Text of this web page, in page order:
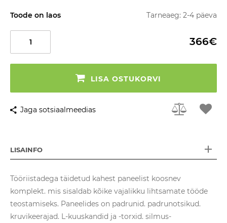
Toode on laos Tarneaeg: 2-4 päeva
366€
LISA OSTUKORVI
Jaga sotsiaalmeedias
LISAINFO
Tööriistadega täidetud kahest paneelist koosnev
komplekt. mis sisaldab kõike vajalikku lihtsamate tööde
teostamiseks. Paneelides on padrunid. padrunotsikud.
kruvikeerajad. L-kuuskandid ja -torxid. silmus-